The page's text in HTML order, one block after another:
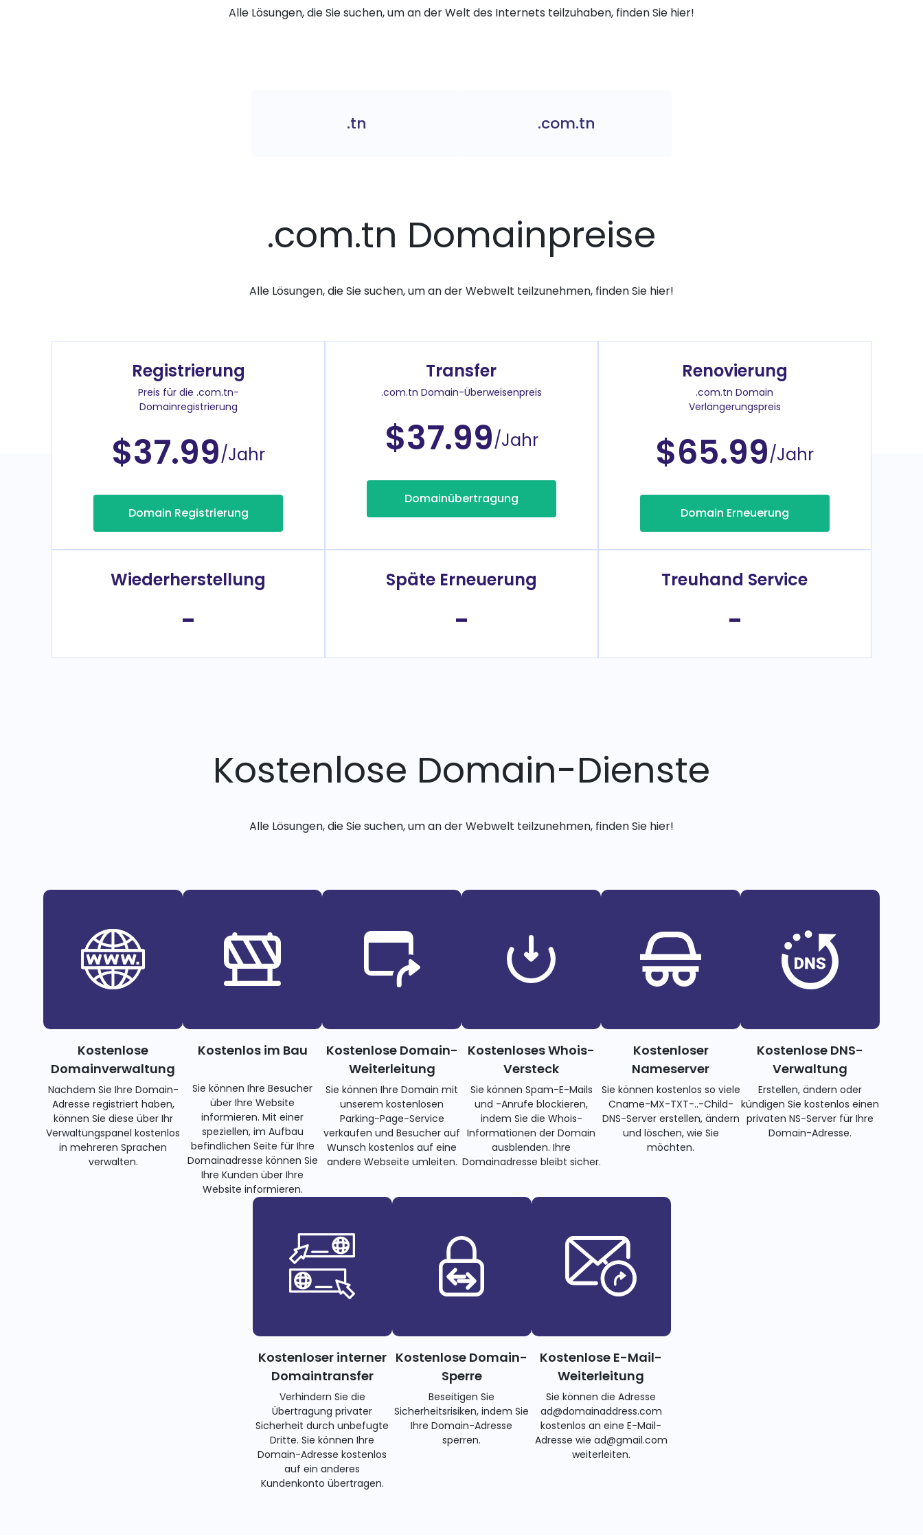
Alle Lösungen, die Sie suchen, um an der Welt des Internets teilzuhaben, finden Sie hier!
.tn .com.tn
.com.tn Domainpreise
Alle Lösungen, die Sie suchen, um an der Webwelt teilzunehmen, finden Sie hier!
Registrierung
Preis für die .com.tn-
Domainregistrierung
$37.99/Jahr
Domain Registrierung
Transfer
.com.tn Domain-Überweisenpreis
$37.99/Jahr
Domainübertragung
Renovierung
.com.tn Domain
Verlängerungspreis
$65.99/Jahr
Domain Erneuerung
Wiederherstellung
-
Späte Erneuerung
-
Treuhand Service
-
Kostenlose Domain-Dienste
Alle Lösungen, die Sie suchen, um an der Webwelt teilzunehmen, finden Sie hier!
Kostenlose
Domainverwaltung
Nachdem Sie Ihre Domain-
Adresse registriert haben,
können Sie diese über Ihr
Verwaltungspanel kostenlos
in mehreren Sprachen
verwalten.
Kostenlos im Bau
Sie können Ihre Besucher
über Ihre Website
informieren. Mit einer
speziellen, im Aufbau
befindlichen Seite für Ihre
Domainadresse können Sie
Ihre Kunden über Ihre
Website informieren.
Kostenlose Domain-
Weiterleitung
Sie können Ihre Domain mit
unserem kostenlosen
Parking-Page-Service
verkaufen und Besucher auf
Wunsch kostenlos auf eine
andere Webseite umleiten.
Kostenloses Whois-
Versteck
Sie können Spam-E-Mails
und -Anrufe blockieren,
indem Sie die Whois-
Informationen der Domain
ausblenden. Ihre
Domainadresse bleibt sicher.
Kostenloser
Nameserver
Sie können kostenlos so viele
Cname-MX-TXT-..-Child-
DNS-Server erstellen, ändern
und löschen, wie Sie
möchten.
Kostenlose DNS-
Verwaltung
Erstellen, ändern oder
kündigen Sie kostenlos einen
privaten NS-Server für Ihre
Domain-Adresse.
Kostenloser interner
Domaintransfer
Verhindern Sie die
Übertragung privater
Sicherheit durch unbefugte
Dritte. Sie können Ihre
Domain-Adresse kostenlos
auf ein anderes
Kundenkonto übertragen.
Kostenlose Domain-
Sperre
Beseitigen Sie
Sicherheitsrisiken, indem Sie
Ihre Domain-Adresse
sperren.
Kostenlose E-Mail-
Weiterleitung
Sie können die Adresse
ad@domainaddress.com
kostenlos an eine E-Mail-
Adresse wie ad@gmail.com
weiterleiten.